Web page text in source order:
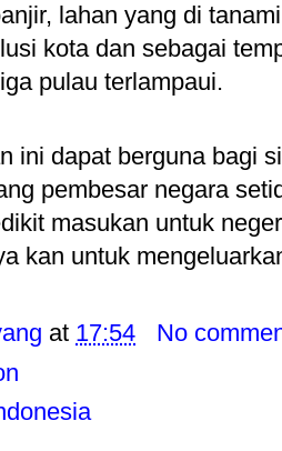
lahan yang di
kota dan sebagai
pulau terlampaui.
ini dapat berguna bagi
pembesar negara
masukan untuk
kan untuk
at 17:54
No